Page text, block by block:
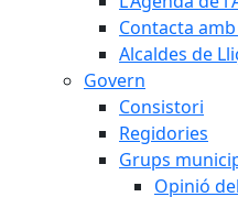
Contacta
Alcaldes de
Govern
Consistori
Regidories
Grups
Opinió